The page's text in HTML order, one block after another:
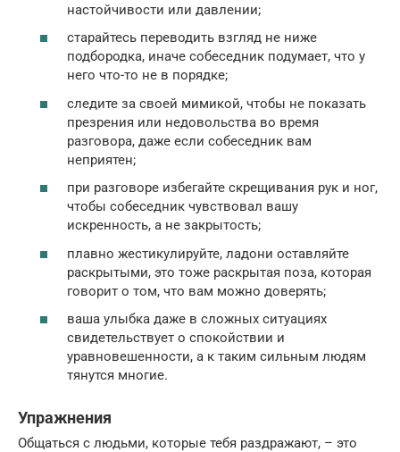
настойчивости или давлении;
старайтесь переводить взгляд не ниже
подбородка, иначе собеседник подумает, что у
него что-то не в порядке;
следите за своей мимикой, чтобы не показать
презрения или недовольства во время
разговора, даже если собеседник вам
неприятен;
при разговоре избегайте скрещивания рук и ног,
чтобы собеседник чувствовал вашу
искренность, а не закрытость;
плавно жестикулируйте, ладони оставляйте
раскрытыми, это тоже раскрытая поза, которая
говорит о том, что вам можно доверять;
ваша улыбка даже в сложных ситуациях
свидетельствует о спокойствии и
уравновешенности, а к таким сильным людям
тянутся многие.
Упражнения
Общаться с людьми, которые тебя раздражают, – это